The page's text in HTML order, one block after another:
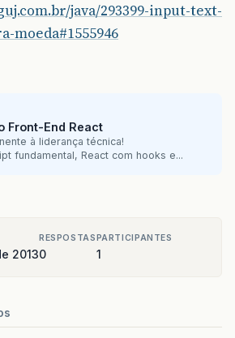
java/293399-input-text-
moeda#1555946
Front-End React
à liderança técnica!
fundamental, React com hooks e...
2013
RESPOSTAS
0
PARTICIPANTES
1